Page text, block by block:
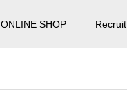
ONLINE SHOP Recruit